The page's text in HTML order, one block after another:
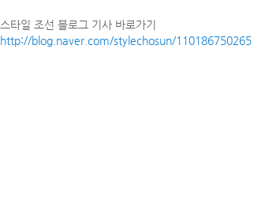
스타일 조선 블로그 기사 바로가기
http://blog.naver.com/stylechosun/110186750265